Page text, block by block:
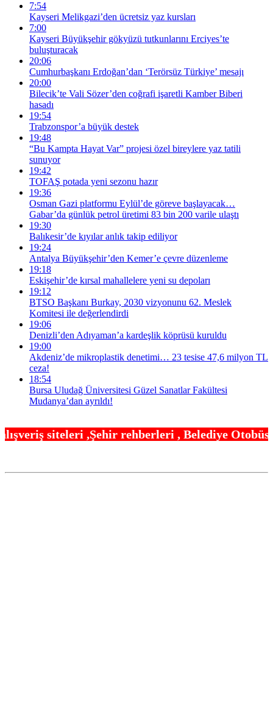
7:54
Kayseri Melikgazi’den ücretsiz yaz kursları
7:00
Kayseri Büyükşehir gökyüzü tutkunlarını Erciyes’te
buluşturacak
20:06
Cumhurbaşkanı Erdoğan’dan ‘Terörsüz Türkiye’ mesajı
20:00
Bilecik’te Vali Sözer’den coğrafi işaretli Kamber Biberi
hasadı
19:54
Trabzonspor’a büyük destek
19:48
“Bu Kampta Hayat Var” projesi özel bireylere yaz tatili
sunuyor
19:42
TOFAŞ potada yeni sezonu hazır
19:36
Osman Gazi platformu Eylül’de göreve başlayacak…
Gabar’da günlük petrol üretimi 83 bin 200 varile ulaştı
19:30
Balıkesir’de kıyılar anlık takip ediliyor
19:24
Antalya Büyükşehir’den Kemer’e çevre düzenleme
19:18
Eskişehir’de kırsal mahallelere yeni su depoları
19:12
BTSO Başkanı Burkay, 2030 vizyonunu 62. Meslek
Komitesi ile değerlendirdi
19:06
Denizli’den Adıyaman’a kardeşlik köprüsü kuruldu
19:00
Akdeniz’de mikroplastik denetimi… 23 tesise 47,6 milyon TL
ceza!
18:54
Bursa Uludağ Üniversitesi Güzel Sanatlar Fakültesi
Mudanya’dan ayrıldı!
,Şehir rehberleri , Belediye